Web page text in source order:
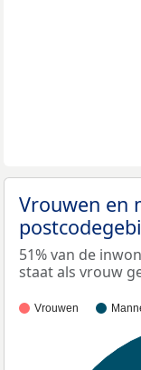
Vrouwen en
51% van de
staat als vrouw
Vrouwen